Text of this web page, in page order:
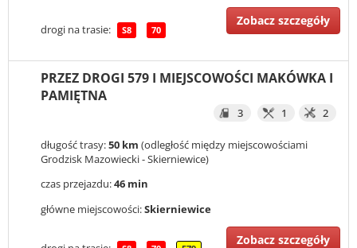
drogi na trasie: S8 70
Zobacz szczegóły
PRZEZ DROGI 579 I MIEJSCOWOŚCI MAKÓWKA I
PAMIĘTNA
3 1 2
długość trasy:50 km (odległość między miejscowościami
Grodzisk Mazowiecki - Skierniewice)
czas przejazdu:46 min
główne miejscowości:Skierniewice
Zobacz szczegóły